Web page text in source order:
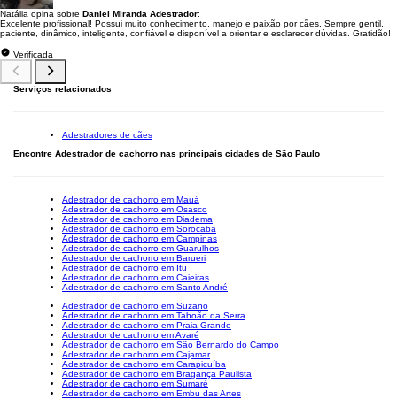
Natália opina sobre Daniel Miranda Adestrador:
Excelente profissional! Possui muito conhecimento, manejo e paixão por cães. Sempre gentil,
paciente, dinâmico, inteligente, confiável e disponível a orientar e esclarecer dúvidas. Gratidão!
Verificada
Serviços relacionados
Adestradores de cães
Encontre Adestrador de cachorro nas principais cidades de São Paulo
Adestrador de cachorro em Mauá
Adestrador de cachorro em Osasco
Adestrador de cachorro em Diadema
Adestrador de cachorro em Sorocaba
Adestrador de cachorro em Campinas
Adestrador de cachorro em Guarulhos
Adestrador de cachorro em Barueri
Adestrador de cachorro em Itu
Adestrador de cachorro em Caieiras
Adestrador de cachorro em Santo André
Adestrador de cachorro em Suzano
Adestrador de cachorro em Taboão da Serra
Adestrador de cachorro em Praia Grande
Adestrador de cachorro em Avaré
Adestrador de cachorro em São Bernardo do Campo
Adestrador de cachorro em Cajamar
Adestrador de cachorro em Carapicuíba
Adestrador de cachorro em Bragança Paulista
Adestrador de cachorro em Sumaré
Adestrador de cachorro em Embu das Artes